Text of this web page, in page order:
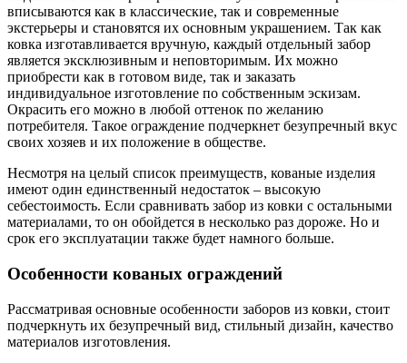
вписываются как в классические, так и современные
экстерьеры и становятся их основным украшением. Так как
ковка изготавливается вручную, каждый отдельный забор
является эксклюзивным и неповторимым. Их можно
приобрести как в готовом виде, так и заказать
индивидуальное изготовление по собственным эскизам.
Окрасить его можно в любой оттенок по желанию
потребителя. Такое ограждение подчеркнет безупречный вкус
своих хозяев и их положение в обществе.
Несмотря на целый список преимуществ, кованые изделия
имеют один единственный недостаток – высокую
себестоимость. Если сравнивать забор из ковки с остальными
материалами, то он обойдется в несколько раз дороже. Но и
срок его эксплуатации также будет намного больше.
Особенности кованых ограждений
Рассматривая основные особенности заборов из ковки, стоит
подчеркнуть их безупречный вид, стильный дизайн, качество
материалов изготовления.